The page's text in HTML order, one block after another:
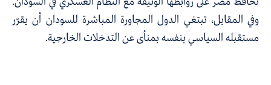
وفي المقابل، تبتغي الدول المجاورة المباشرة للسودان أن يقرّر
مستقبله السياسي بنفسه بمنأى عن التدخلات الخارجية.